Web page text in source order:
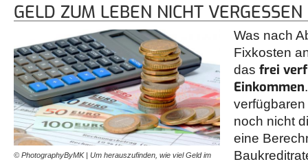
GELD ZUM LEBEN NICHT VERGESSEN
© PhotographyByMK | Um herauszufinden, wie viel Geld im
Was nach
Fixkosten
das frei
Einkommen
noch nicht
eine